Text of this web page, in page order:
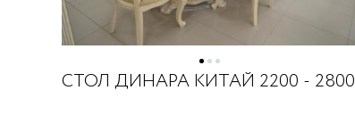
СТОЛ ДИНАРА КИТАЙ 2200 - 2800